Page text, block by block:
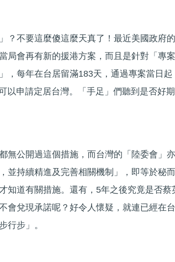
？不要這麼傻這麼天真了！最近美國政府的
局會再有新的援港方案，而且是針對「專案
，每年在台居留滿183天，通過專案當日起
以申請定居台灣。「手足」們聽到是否好期
無公開過這個措施，而台灣的「陸委會」亦
並持續精進及完善相關機制」，即等於秘而
知道有關措施。還有，5年之後究竟是否蔡
會兌現承諾呢？好令人懷疑，就連已經在台
行步」。